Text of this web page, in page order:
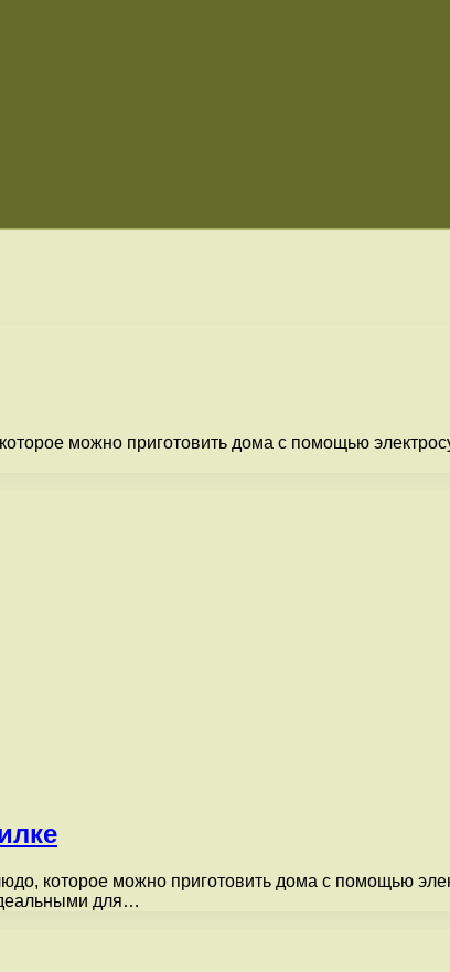
можно приготовить дома с помощью
которое можно приготовить дома с помощью
для…